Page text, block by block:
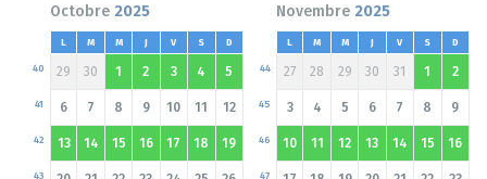
Octobre 2025
L M M J V S D
29
40 30 1 2 3 4 5
6
41 7 8 9 10 11 12
13
42 14 15 16 17 18 19
43
Novembre 2025
L M M J V S D
27
44 28 29 30 31 1 2
3
45 4 5 6 7 8 9
10
46 11 12 13 14 15 16
47